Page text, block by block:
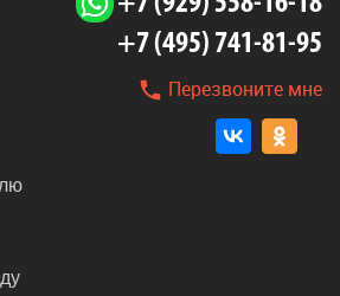
+7 (495) 741-81-95
Перезвоните мне